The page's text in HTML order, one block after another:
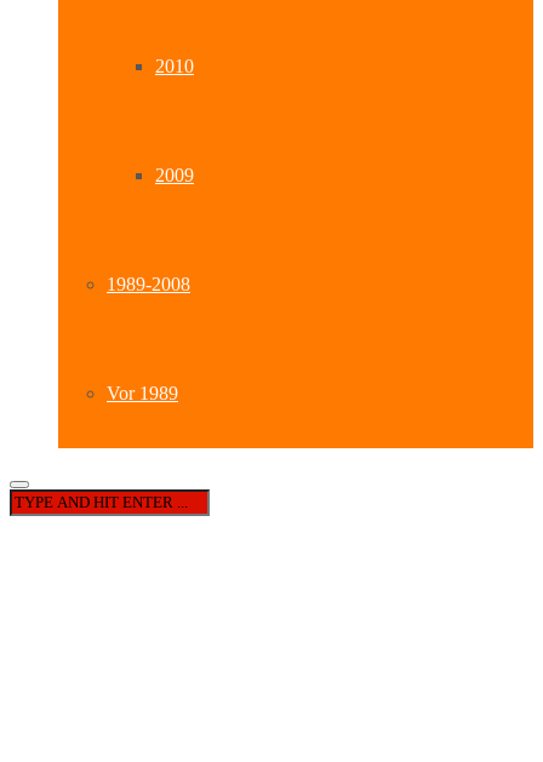
2010
2009
1989-2008
Vor 1989